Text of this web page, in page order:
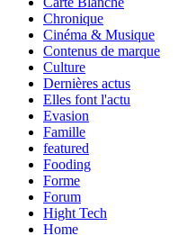
Chronique
Cinéma & Musique
Contenus de marque
Culture
Dernières actus
Elles font l'actu
Evasion
Famille
featured
Fooding
Forme
Forum
Hight Tech
Home